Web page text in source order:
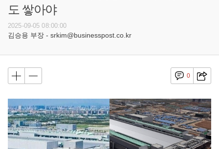
도 쌓아야
2025-09-05 08:00:00
김승용 부장 - srkim@businesspost.co.kr
0